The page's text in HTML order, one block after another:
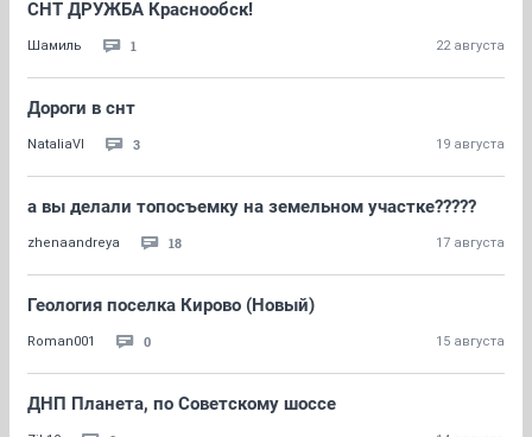
СНТ ДРУЖБА Краснообск!
Шамиль 1 22 августа
Дороги в снт
NataliaVl 3 19 августа
а вы делали топосъемку на земельном участке?????
zhenaandreya 18 17 августа
Геология поселка Кирово (Новый)
Roman001 0 15 августа
ДНП Планета, по Советскому шоссе